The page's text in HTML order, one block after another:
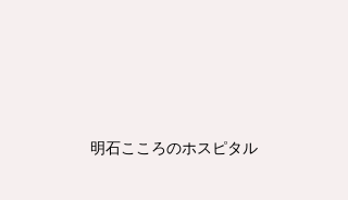
明石こころのホスピタル